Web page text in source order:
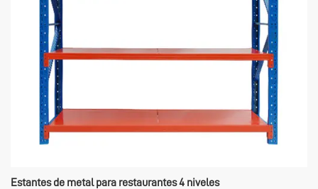
Estantes de metal para restaurantes 4 niveles